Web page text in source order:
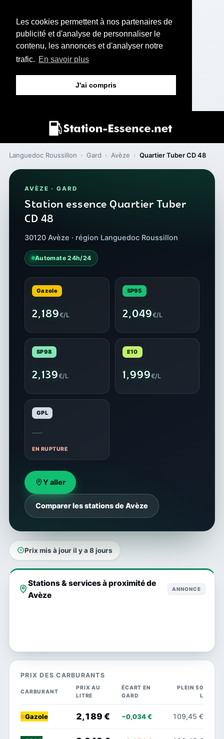
Les cookies permettent à nos partenaires de
publicité et d'analyse de personnaliser le
contenu, les annonces et d'analyser notre
trafic. En savoir plus
J'ai compris
Languedoc Roussillon › Gard › Avèze › Quartier Tuber CD 48
AVÈZE · GARD
Station essence Quartier Tuber
CD 48
30120 Avèze · région Languedoc Roussillon
Automate 24h/24
Gazole
2,189€/L
SP95
2,049€/L
SP98
2,139€/L
E10
1,999€/L
GPL
—
EN RUPTURE
Y aller
Comparer les stations de Avèze
Prix mis à jour il y a 8 jours
Stations & services à proximité de
Avèze
ANNONCE
PRIX DES CARBURANTS
CARBURANT
PRIX AU
LITRE
ÉCART EN
GARD
PLEIN 50
L
Gazole 2,189 € −0,034 € 109,45 €